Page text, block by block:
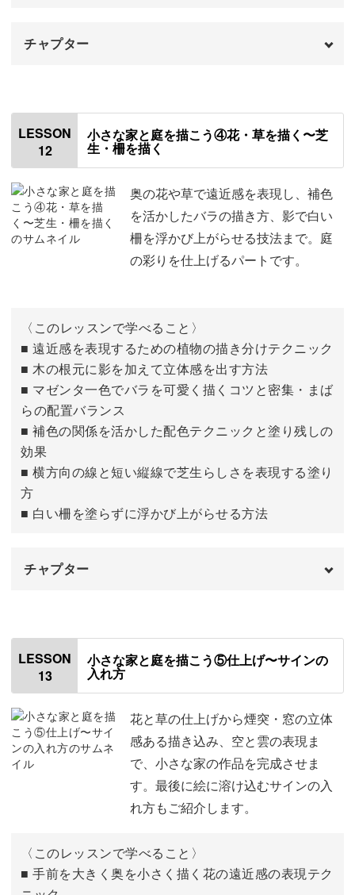
チャプター
窓やドアを描く
木を描く
LESSON
12
小さな家と庭を描こう④花・草を描く〜芝
生・柵を描く
奥の花や草で遠近感を表現し、補色
を活かしたバラの描き方、影で白い
柵を浮かび上がらせる技法まで。庭
の彩りを仕上げるパートです。
〈このレッスンで学べること〉
■ 遠近感を表現するための植物の描き分けテクニック
■ 木の根元に影を加えて立体感を出す方法
■ マゼンタ一色でバラを可愛く描くコツと密集・まば
らの配置バランス
■ 補色の関係を活かした配色テクニックと塗り残しの
効果
■ 横方向の線と短い縦線で芝生らしさを表現する塗り
方
■ 白い柵を塗らずに浮かび上がらせる方法
チャプター
奥側の花や草を描く
バラを描く
芝生と柵を描く 07:02
LESSON
13
小さな家と庭を描こう⑤仕上げ〜サインの
入れ方
花と草の仕上げから煙突・窓の立体
感ある描き込み、空と雲の表現ま
で、小さな家の作品を完成させま
す。最後に絵に溶け込むサインの入
れ方もご紹介します。
〈このレッスンで学べること〉
■ 手前を大きく奥を小さく描く花の遠近感の表現テク